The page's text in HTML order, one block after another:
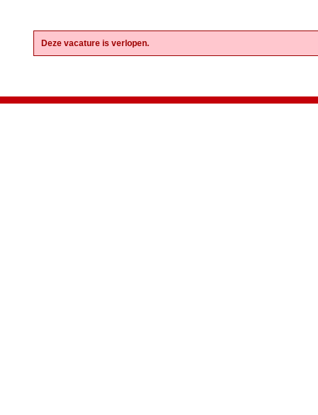
Deze vacature is verlopen.